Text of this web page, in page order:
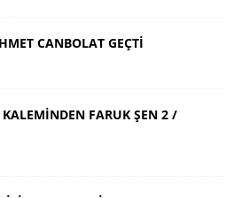
CANBOLAT GEÇTİ
FARUK ŞEN 2 /